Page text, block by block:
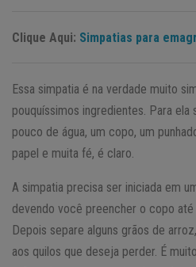
Clique Aqui: Simpatias para
Essa simpatia é na verdade muito
pouquíssimos ingredientes. Para ela
pouco de água, um copo, um
papel e muita fé, é claro.
A simpatia precisa ser iniciada em
devendo você preencher o copo
Depois separe alguns grãos de
aos quilos que deseja perder. É